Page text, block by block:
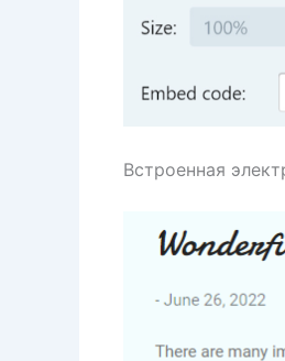
Встроенная